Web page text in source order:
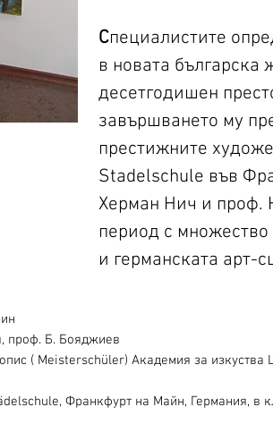
Специалистите
в новата
десетгодишен
завършването му
престижните
Stadelschule във
Херман Нич и проф.
период с множество
и германската арт-
проф. Б. Бояджиев
( Meisterschüler) Академия за
Франкфурт на Майн, Германия, в